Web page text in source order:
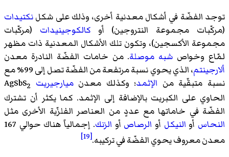
توجد الفضّة في أشكال معدنية أخرى، وذلك على شكلنكتيدات
(مركّبات مجموعة النتروجين) أوكالكوجينيدات (مركّبات
مجموعة الأكسجين)، وتكون تلك الأشكال المعدنية ذات مظهر
لمّاع وخواص شبه موصلة. من خامات الفضّة النادرة معدن
ألارجينتم
، الذي يحوي نسبة مرتفعة من الفضّة تصل إلى 99% مع
نسبة متبقّية من الإثمد؛ وكذلك معدنميارجيريت 2
الحاوي على الكبريت بالإضافة إلى الإثمد. كما يكثر أن تشترك
الفضّة في خاماتها مع عددٍ من العناصر الفلزّية الأخرى مثل
النحاس أو النيكل أو الرصاص أو الزنك
. إجمالياً هناك حوالي 167
معدن معروف يحوي الفضّة في تركيبه.[19]